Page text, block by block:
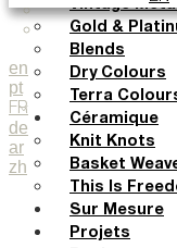
en
pt
FR
de
ar
zh
Vintage
Gold &
Blends
Dry Colours
Terra
Céramique
Knit Knots
Basket
This Is
Sur Mesure
Projets